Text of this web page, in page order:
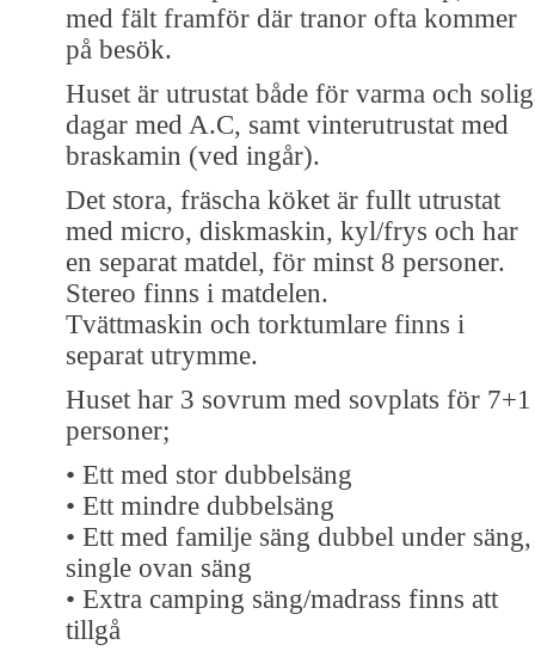
med fält framför där tranor ofta kommer
på besök.
Huset är utrustat både för varma och
dagar med A.C, samt vinterutrustat med
braskamin (ved ingår).
Det stora, fräscha köket är fullt utrustat
med micro, diskmaskin, kyl/frys och har
en separat matdel, för minst 8 personer.
Stereo finns i matdelen.
Tvättmaskin och torktumlare finns i
separat utrymme.
Huset har 3 sovrum med sovplats för 7+1
personer;
• Ett med stor dubbelsäng
• Ett mindre dubbelsäng
• Ett med familje säng dubbel under säng,
single ovan säng
• Extra camping säng/madrass finns att
tillgå